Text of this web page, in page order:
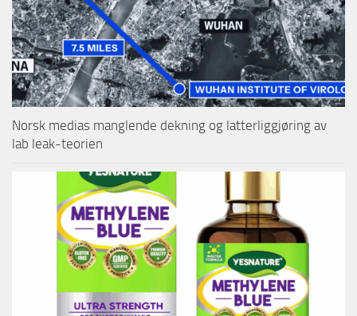
Norsk medias manglende dekning og latterliggjøring av
lab leak-teorien